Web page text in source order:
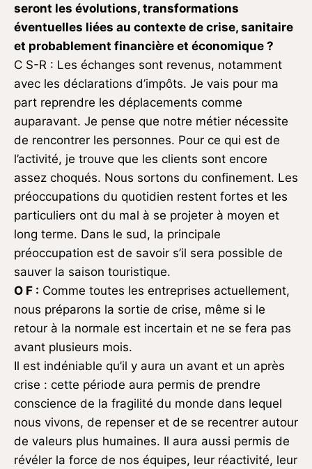
seront les évolutions, transformations
éventuelles liées au contexte de crise, sanitaire
et probablement financière et économique ?
C S-R : Les échanges sont revenus, notamment
avec les déclarations d’impôts. Je vais pour ma
part reprendre les déplacements comme
auparavant. Je pense que notre métier nécessite
de rencontrer les personnes. Pour ce qui est de
l’activité, je trouve que les clients sont encore
assez choqués. Nous sortons du confinement. Les
préoccupations du quotidien restent fortes et les
particuliers ont du mal à se projeter à moyen et
long terme. Dans le sud, la principale
préoccupation est de savoir s’il sera possible de
sauver la saison touristique.
O F : Comme toutes les entreprises actuellement,
nous préparons la sortie de crise, même si le
retour à la normale est incertain et ne se fera pas
avant plusieurs mois.
Il est indéniable qu’il y aura un avant et un après
crise : cette période aura permis de prendre
conscience de la fragilité du monde dans lequel
nous vivons, de repenser et de se recentrer autour
de valeurs plus humaines. Il aura aussi permis de
révéler la force de nos équipes, leur réactivité, leur